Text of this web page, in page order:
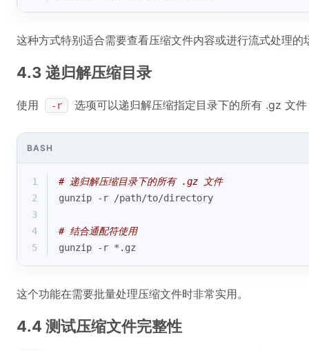
这种方式特别适合需要查看压缩文件内容或进行流式处理的
4.3 递归解压缩目录
使用 -r 选项可以递归解压缩指定目录下的所有 .gz 文
BASH
1
# 递归解压缩目录下的所有 .gz 文件
2
gunzip -r /path/to/directory
3
4
# 结合通配符使用
5
gunzip -r *.gz
这个功能在需要批量处理压缩文件时非常实用。
4.4 测试压缩文件完整性